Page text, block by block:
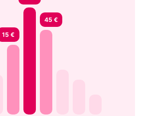
15 €
45 €